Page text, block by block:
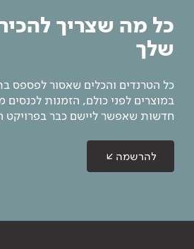
כל מה שצריך
שלך
כל הטרנדים והכלים שאסור לפספס
במוצרים לפני כולם, הזמנות לכנסים
חדשות שאפשר ליישם כבר בפרויקט
להרשמה